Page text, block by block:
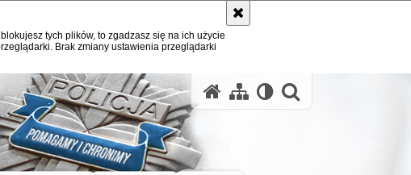
tych plików, to zgadzasz się na ich użycie
Brak zmiany ustawienia przeglądarki